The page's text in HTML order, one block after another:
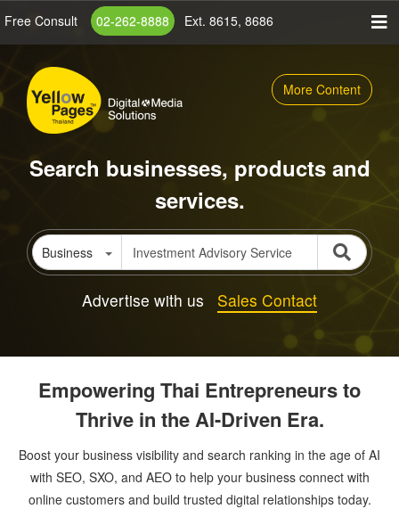
content
Free Consult 02-262-8888 Ext. 8615, 8686
More Content
Search businesses, products and
services.
Business
Advertise with us Sales Contact
Empowering Thai Entrepreneurs to
Thrive in the AI-Driven Era.
Boost your business visibility and search ranking in the age of AI
with SEO, SXO, and AEO to help your business connect with
online customers and build trusted digital relationships today.